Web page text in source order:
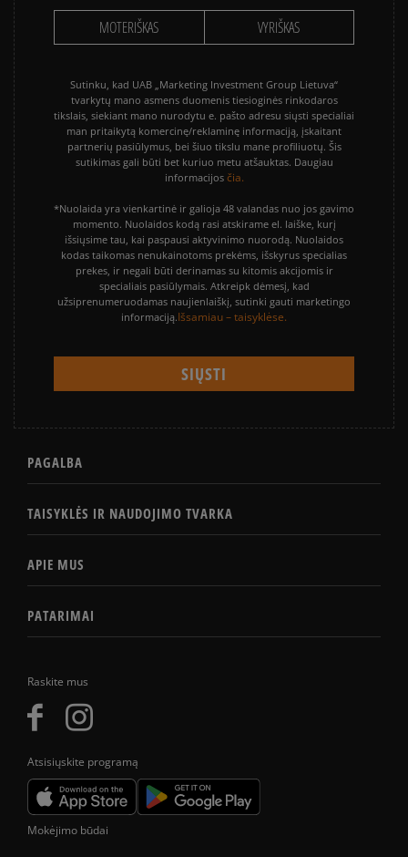
Raskite mus
Atsisiųskite programą
MOTERIŠKAS VYRIŠKAS
Sutinku, kad UAB „Marketing Investment Group Lietuva“
tvarkytų mano asmens duomenis tiesioginės rinkodaros
tikslais, siekiant mano nurodytu e. pašto adresu siųsti specialiai
man pritaikytą komercinę/reklaminę informaciją, įskaitant
partnerių pasiūlymus, bei šiuo tikslu mane profiliuotų. Šis
sutikimas gali būti bet kuriuo metu atšauktas. Daugiau
informacijos čia.
*Nuolaida yra vienkartinė ir galioja 48 valandas nuo jos gavimo
momento. Nuolaidos kodą rasi atskirame el. laiške, kurį
išsiųsime tau, kai paspausi aktyvinimo nuorodą. Nuolaidos
kodas taikomas nenukainotoms prekėms, išskyrus specialias
prekes, ir negali būti derinamas su kitomis akcijomis ir
specialiais pasiūlymais. Atkreipk dėmesį, kad
užsiprenumeruodamas naujienlaiškį, sutinki gauti marketingo
informaciją.Išsamiau – taisyklėse.
PAGALBA
TAISYKLĖS IR NAUDOJIMO TVARKA
APIE MUS
PATARIMAI
Mokėjimo būdai